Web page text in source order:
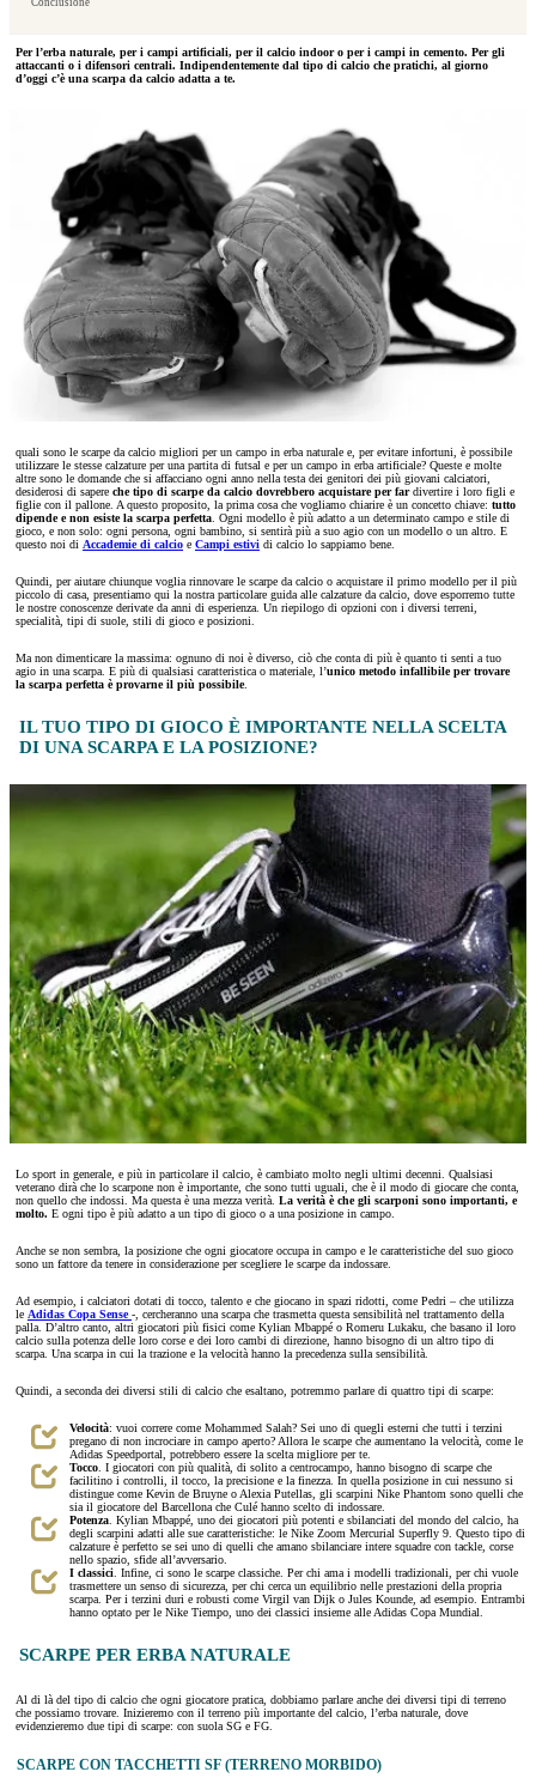
Conclusione
Per l’erba naturale, per i campi artificiali, per il calcio indoor o per i campi in cemento. Per gli
attaccanti o i difensori centrali. Indipendentemente dal tipo di calcio che pratichi, al giorno
d’oggi c’è una scarpa da calcio adatta a te.
quali sono le scarpe da calcio migliori per un campo in erba naturale e, per evitare infortuni, è possibile
utilizzare le stesse calzature per una partita di futsal e per un campo in erba artificiale? Queste e molte
altre sono le domande che si affacciano ogni anno nella testa dei genitori dei più giovani calciatori,
desiderosi di sapere che tipo di scarpe da calcio dovrebbero acquistare per fardivertire i loro figli e
figlie con il pallone. A questo proposito, la prima cosa che vogliamo chiarire è un concetto chiave: tutto
dipende e non esiste la scarpa perfetta . Ogni modello è più adatto a un determinato campo e stile di
gioco, e non solo: ogni persona, ogni bambino, si sentirà più a suo agio con un modello o un altro. E
questo noi di Accademie di calcio e Campi estivi di calcio lo sappiamo bene.
Quindi, per aiutare chiunque voglia rinnovare le scarpe da calcio o acquistare il primo modello per il più
piccolo di casa, presentiamo qui la nostra particolare guida alle calzature da calcio, dove esporremo tutte
le nostre conoscenze derivate da anni di esperienza. Un riepilogo di opzioni con i diversi terreni,
specialità, tipi di suole, stili di gioco e posizioni.
Ma non dimenticare la massima: ognuno di noi è diverso, ciò che conta di più è quanto ti senti a tuo
agio in una scarpa. E più di qualsiasi caratteristica o materiale, l’unico metodo infallibile per trovare
la scarpa perfetta è provarne il più possibile.
IL TUO TIPO DI GIOCO È IMPORTANTE NELLA SCELTA
DI UNA SCARPA E LA POSIZIONE?
Lo sport in generale, e più in particolare il calcio, è cambiato molto negli ultimi decenni. Qualsiasi
veterano dirà che lo scarpone non è importante, che sono tutti uguali, che è il modo di giocare che conta,
non quello che indossi. Ma questa è una mezza verità. La verità è che gli scarponi sono importanti, e
molto. E ogni tipo è più adatto a un tipo di gioco o a una posizione in campo.
Anche se non sembra, la posizione che ogni giocatore occupa in campo e le caratteristiche del suo gioco
sono un fattore da tenere in considerazione per scegliere le scarpe da indossare.
Ad esempio, i calciatori dotati di tocco, talento e che giocano in spazi ridotti, come Pedri – che utilizza
le Adidas Copa Sense-, cercheranno una scarpa che trasmetta questa sensibilità nel trattamento della
palla. D’altro canto, altri giocatori più fisici come Kylian Mbappé o Romeru Lukaku, che basano il loro
calcio sulla potenza delle loro corse e dei loro cambi di direzione, hanno bisogno di un altro tipo di
scarpa. Una scarpa in cui la trazione e la velocità hanno la precedenza sulla sensibilità.
Quindi, a seconda dei diversi stili di calcio che esaltano, potremmo parlare di quattro tipi di scarpe:
Velocità: vuoi correre come Mohammed Salah? Sei uno di quegli esterni che tutti i terzini
pregano di non incrociare in campo aperto? Allora le scarpe che aumentano la velocità, come le
Adidas Speedportal, potrebbero essere la scelta migliore per te.
Tocco . I giocatori con più qualità, di solito a centrocampo, hanno bisogno di scarpe che
facilitino i controlli, il tocco, la precisione e la finezza. In quella posizione in cui nessuno si
distingue come Kevin de Bruyne o Alexia Putellas, gli scarpini Nike Phantom sono quelli che
sia il giocatore del Barcellona che Culé hanno scelto di indossare.
Potenza . Kylian Mbappé, uno dei giocatori più potenti e sbilanciati del mondo del calcio, ha
degli scarpini adatti alle sue caratteristiche: le Nike Zoom Mercurial Superfly 9. Questo tipo di
calzature è perfetto se sei uno di quelli che amano sbilanciare intere squadre con tackle, corse
nello spazio, sfide all’avversario.
I classici . Infine, ci sono le scarpe classiche. Per chi ama i modelli tradizionali, per chi vuole
trasmettere un senso di sicurezza, per chi cerca un equilibrio nelle prestazioni della propria
scarpa. Per i terzini duri e robusti come Virgil van Dijk o Jules Kounde, ad esempio. Entrambi
hanno optato per le Nike Tiempo, uno dei classici insieme alle Adidas Copa Mundial.
SCARPE PER ERBA NATURALE
Al di là del tipo di calcio che ogni giocatore pratica, dobbiamo parlare anche dei diversi tipi di terreno
che possiamo trovare. Inizieremo con il terreno più importante del calcio, l’erba naturale, dove
evidenzieremo due tipi di scarpe: con suola SG e FG.
SCARPE CON TACCHETTI SF (TERRENO MORBIDO)